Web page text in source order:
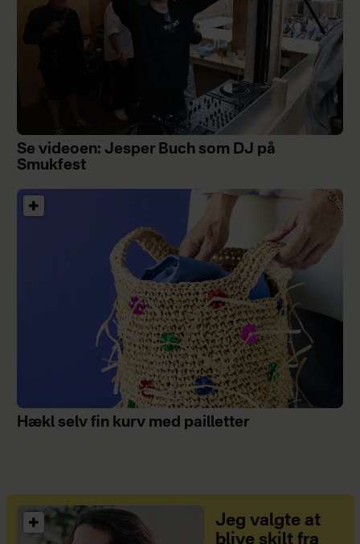
Se videoen: Jesper Buch som DJ på
Smukfest
Hækl selv fin kurv med pailletter
Jeg valgte at
blive skilt fra